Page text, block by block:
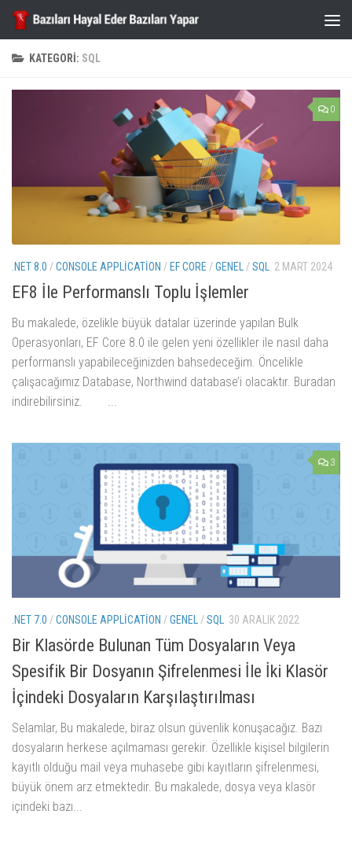
Skip to content
KATEGORI: SQL
0
.NET 8.0 /CONSOLE APPLICATION / EF CORE /GENEL /SQL 2 MART 2024
EF8 İle Performanslı Toplu İşlemler
Bu makalede, özelikle büyük datalar üzerinde yapılan Bulk
Operasyonları, EF Core 8.0 ile gelen yeni özellikler ile nasıl daha
performanslı yapabileceğinizden bahsedeceğim. Öncelikle
çalışacağımız Database, Northwind database’i olacaktır. Buradan
indirebilirsiniz. ...
3
.NET 7.0 /CONSOLE APPLICATION /GENEL /SQL 30 ARALIK 2022
Bir Klasörde Bulunan Tüm Dosyaların Veya
Spesifik Bir Dosyanın Şifrelenmesi İle İki Klasör
İçindeki Dosyaların Karşılaştırılması
Selamlar, Bu makalede, biraz olsun güvenlik konuşacağız. Bazı
dosyaların herkese açılmaması gerekir. Özellikle kişisel bilgilerin
kayıtlı olduğu mail veya muhasebe gibi kayıtların şifrelenmesi,
büyük önem arz etmektedir. Bu makalede, dosya veya klasör
içindeki bazı...